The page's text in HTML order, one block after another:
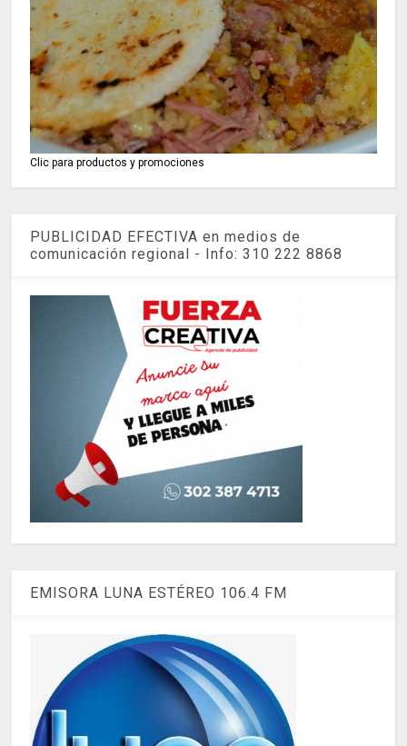
Clic para productos y promociones
PUBLICIDAD EFECTIVA en medios de
comunicación regional - Info: 310 222 8868
EMISORA LUNA ESTÉREO 106.4 FM